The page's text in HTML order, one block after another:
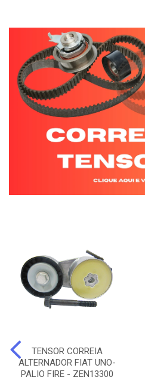
TENSOR CORREIA
ALTERNADOR FIAT UNO-
PALIO FIRE - ZEN13300